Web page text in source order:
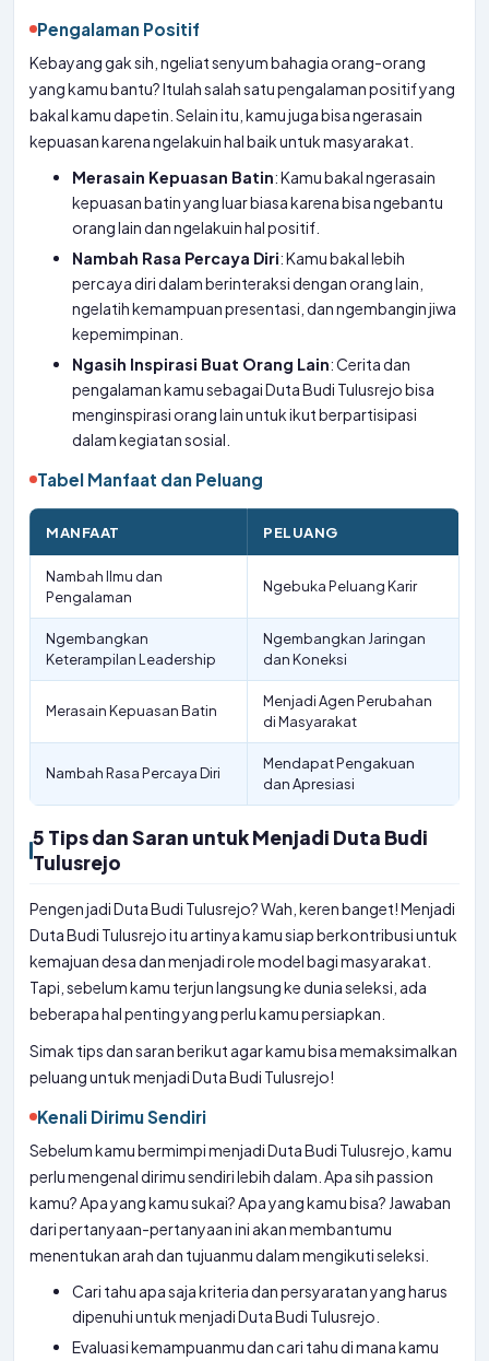
Pengalaman Positif
Kebayang gak sih, ngeliat senyum bahagia orang-orang
yang kamu bantu? Itulah salah satu pengalaman positif yang
bakal kamu dapetin. Selain itu, kamu juga bisa ngerasain
kepuasan karena ngelakuin hal baik untuk masyarakat.
Merasain Kepuasan Batin: Kamu bakal ngerasain
kepuasan batin yang luar biasa karena bisa ngebantu
orang lain dan ngelakuin hal positif.
Nambah Rasa Percaya Diri: Kamu bakal lebih
percaya diri dalam berinteraksi dengan orang lain,
ngelatih kemampuan presentasi, dan ngembangin jiwa
kepemimpinan.
Ngasih Inspirasi Buat Orang Lain: Cerita dan
pengalaman kamu sebagai Duta Budi Tulusrejo bisa
menginspirasi orang lain untuk ikut berpartisipasi
dalam kegiatan sosial.
Tabel Manfaat dan Peluang
MANFAAT PELUANG
Nambah Ilmu dan
Pengalaman
Ngebuka Peluang Karir
Ngembangkan
Keterampilan Leadership
Ngembangkan Jaringan
dan Koneksi
Merasain Kepuasan Batin
Menjadi Agen Perubahan
di Masyarakat
Nambah Rasa Percaya Diri
Mendapat Pengakuan
dan Apresiasi
5 Tips dan Saran untuk Menjadi Duta Budi
Tulusrejo
Pengen jadi Duta Budi Tulusrejo? Wah, keren banget! Menjadi
Duta Budi Tulusrejo itu artinya kamu siap berkontribusi untuk
kemajuan desa dan menjadi role model bagi masyarakat.
Tapi, sebelum kamu terjun langsung ke dunia seleksi, ada
beberapa hal penting yang perlu kamu persiapkan.
Simak tips dan saran berikut agar kamu bisa memaksimalkan
peluang untuk menjadi Duta Budi Tulusrejo!
Kenali Dirimu Sendiri
Sebelum kamu bermimpi menjadi Duta Budi Tulusrejo, kamu
perlu mengenal dirimu sendiri lebih dalam. Apa sih passion
kamu? Apa yang kamu sukai? Apa yang kamu bisa? Jawaban
dari pertanyaan-pertanyaan ini akan membantumu
menentukan arah dan tujuanmu dalam mengikuti seleksi.
Cari tahu apa saja kriteria dan persyaratan yang harus
dipenuhi untuk menjadi Duta Budi Tulusrejo.
Evaluasi kemampuanmu dan cari tahu di mana kamu